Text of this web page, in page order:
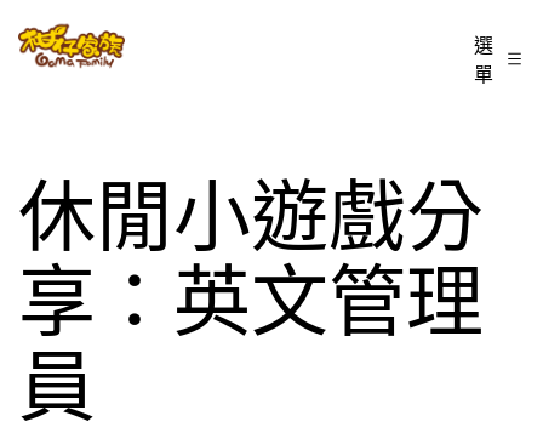
至
容
柑
族
BLOG
選
單
休閒小遊戲分
享：英文管理
員